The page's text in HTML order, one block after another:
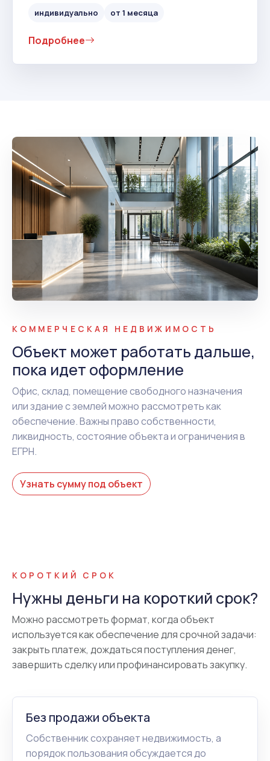
индивидуально от 1 месяца
Подробнее
КОММЕРЧЕСКАЯ НЕДВИЖИМОСТЬ
Объект может работать дальше,
пока идет оформление
Офис, склад, помещение свободного назначения
или здание с землей можно рассмотреть как
обеспечение. Важны право собственности,
ликвидность, состояние объекта и ограничения в
ЕГРН.
Узнать сумму под объект
КОРОТКИЙ СРОК
Нужны деньги на короткий срок?
Можно рассмотреть формат, когда объект
используется как обеспечение для срочной задачи:
закрыть платеж, дождаться поступления денег,
завершить сделку или профинансировать закупку.
Без продажи объекта
Собственник сохраняет недвижимость, а
порядок пользования обсуждается до